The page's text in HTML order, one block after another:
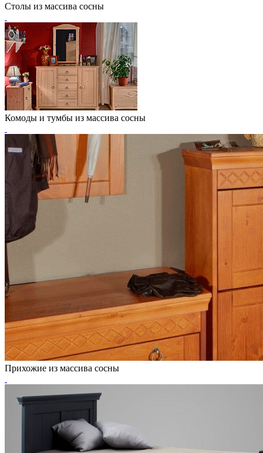
Столы из массива сосны
Комоды и тумбы из массива сосны
Прихожие из массива сосны